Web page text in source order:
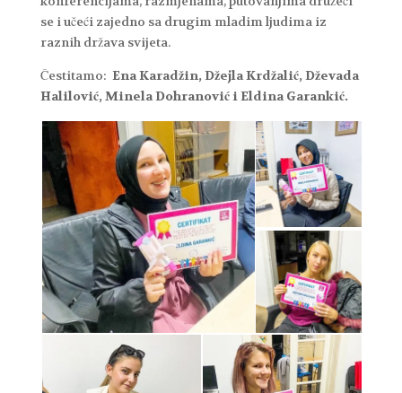
se i učeći zajedno sa drugim mladim ljudima iz
raznih država svijeta.
Čestitamo: Ena Karadžin, Džejla Krdžalić, Dževada
Halilović, Minela Dohranović i Eldina Garankić.